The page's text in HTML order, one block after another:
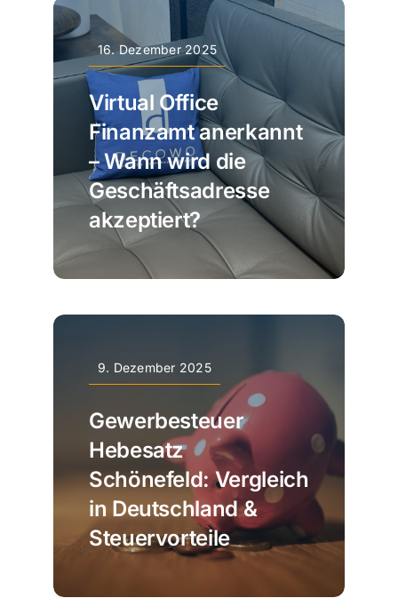
16. Dezember 2025
Virtual Office
Finanzamt anerkannt
– Wann wird die
Geschäftsadresse
akzeptiert?
9. Dezember 2025
Gewerbesteuer
Hebesatz
Schönefeld: Vergleich
in Deutschland &
Steuervorteile